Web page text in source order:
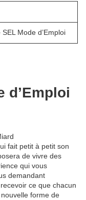
Mode d’Emploi
d’Emploi
fait petit à petit son
de vivre des
qui vous
demandant
ce que chacun
forme de